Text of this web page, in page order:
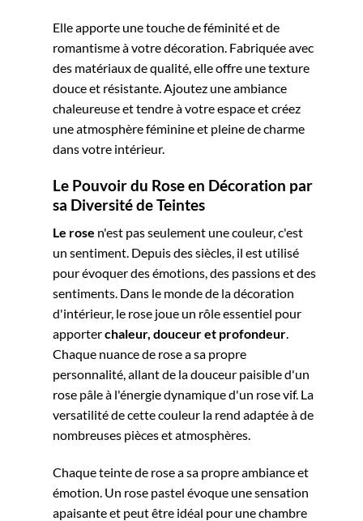
Elle apporte une touche de féminité et de
romantisme à votre décoration. Fabriquée avec
des matériaux de qualité, elle offre une texture
douce et résistante. Ajoutez une ambiance
chaleureuse et tendre à votre espace et créez
une atmosphère féminine et pleine de charme
dans votre intérieur.
Le Pouvoir du Rose en Décoration par
sa Diversité de Teintes
Le rose n'est pas seulement une couleur, c'est
un sentiment. Depuis des siècles, il est utilisé
pour évoquer des émotions, des passions et des
sentiments. Dans le monde de la décoration
d'intérieur, le rose joue un rôle essentiel pour
apporterchaleur, douceur et profondeur.
Chaque nuance de rose a sa propre
personnalité, allant de la douceur paisible d'un
rose pâle à l'énergie dynamique d'un rose vif. La
versatilité de cette couleur la rend adaptée à de
nombreuses pièces et atmosphères.
Chaque teinte de rose a sa propre ambiance et
émotion. Un rose pastel évoque une sensation
apaisante et peut être idéal pour une chambre